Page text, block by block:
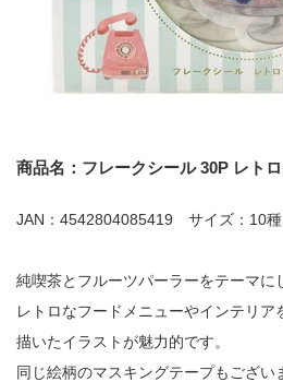
商品名：フレークシール 30P レト
JAN：4542804085419 サイズ：10
純喫茶とフルーツパーラーをテーマに
レトロなフードメニューやインテリア
描いたイラストが魅力的です。
同じ絵柄のマスキングテープもござい